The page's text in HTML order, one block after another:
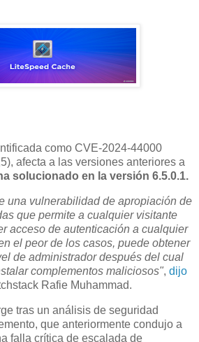
como CVE-2024-44000
afecta a las versiones anteriores a
solucionado en la versión 6.5.0.1.
una vulnerabilidad de apropiación de
que permite a cualquier visitante
acceso de autenticación a cualquier
el peor de los casos, puede obtener
de administrador después del cual
complementos maliciosos", dijo
Rafie Muhammad.
tras un análisis de seguridad
que anteriormente condujo a
falla crítica de escalada de